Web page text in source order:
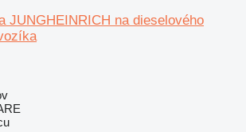
JUNGHEINRICH na dieselového